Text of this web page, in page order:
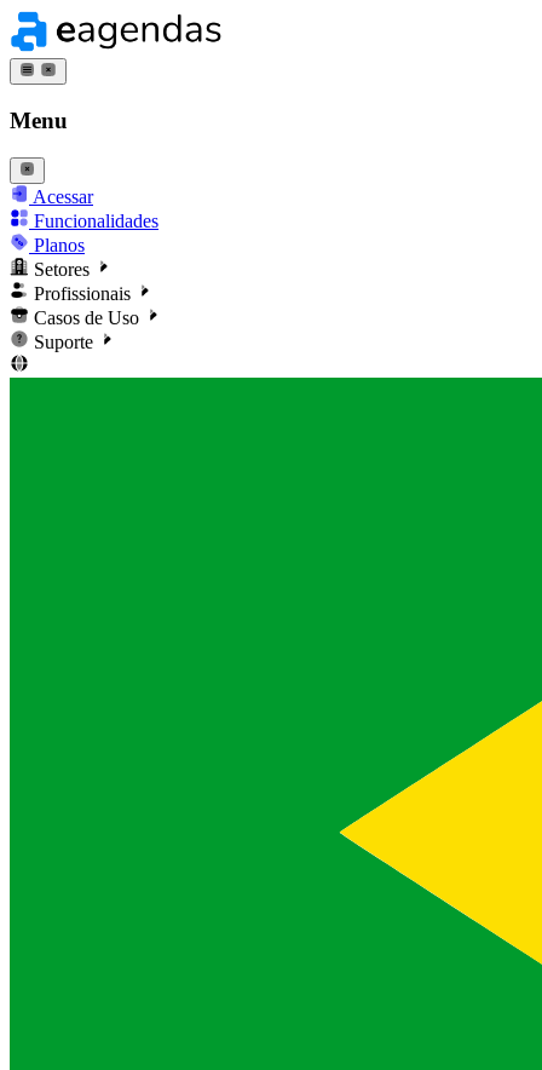
Menu
Acessar
Funcionalidades
Planos
Setores
Profissionais
Casos de Uso
Suporte